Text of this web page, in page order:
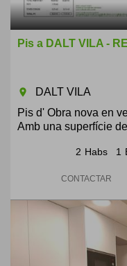
Pis a DALT VILA -
room
DALT VILA
Pis d' Obra nova en
Amb una superfície
2 Habs 1
CONTACTAR
Previous